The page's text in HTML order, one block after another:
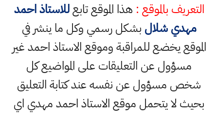
التعريف بالموقع : هذا الموقع تابعللاستاذ احمد
مهدي شلال بشكل رسمي وكل ما ينشر في
الموقع يخضع للمراقبة وموقع الاستاذ احمد غير
مسؤول عن التعليقات على المواضيع كل
شخص مسؤول عن نفسه عند كتابة التعليق
بحيث لا يتحمل موقع الاستاذ احمد مهدي اي